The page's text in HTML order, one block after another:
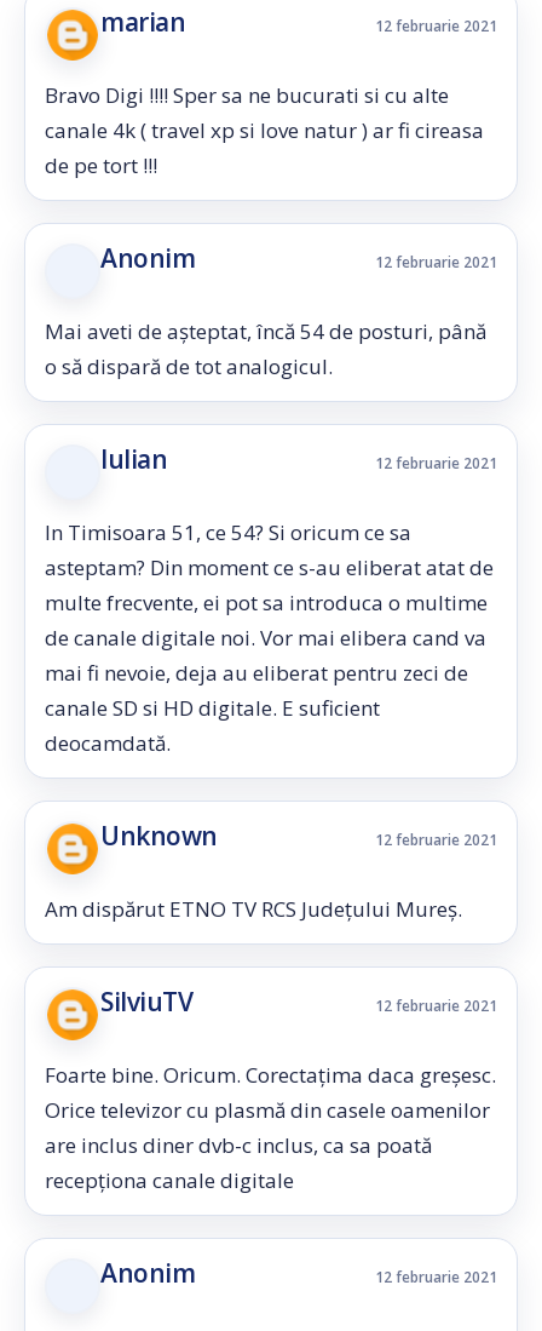
marian 12 februarie 2021
Bravo Digi !!!! Sper sa ne bucurati si cu alte
canale 4k ( travel xp si love natur ) ar fi cireasa
de pe tort !!!
Anonim 12 februarie 2021
Mai aveti de așteptat, încă 54 de posturi, până
o să dispară de tot analogicul.
Iulian 12 februarie 2021
In Timisoara 51, ce 54? Si oricum ce sa
asteptam? Din moment ce s-au eliberat atat de
multe frecvente, ei pot sa introduca o multime
de canale digitale noi. Vor mai elibera cand va
mai fi nevoie, deja au eliberat pentru zeci de
canale SD si HD digitale. E suficient
deocamdată.
Unknown 12 februarie 2021
Am dispărut ETNO TV RCS Județului Mureș.
SilviuTV 12 februarie 2021
Foarte bine. Oricum. Corectațima daca greșesc.
Orice televizor cu plasmă din casele oamenilor
are inclus diner dvb-c inclus, ca sa poată
recepționa canale digitale
Anonim 12 februarie 2021